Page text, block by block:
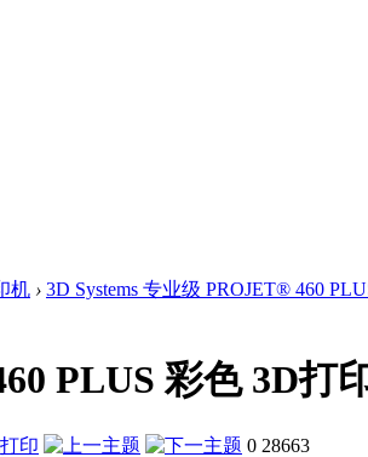
机 › 3D Systems 专业级 PROJET® 460
PLUS 彩色 3D打
0 28663